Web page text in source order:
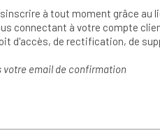
à tout moment grâce au
connectant à votre compte
d'accès, de rectification, de
votre email de confirmation